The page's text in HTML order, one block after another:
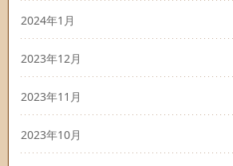
2024年1月
2023年12月
2023年11月
2023年10月